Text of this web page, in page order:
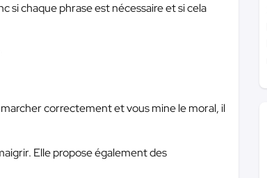
si chaque phrase est nécessaire et si cela
correctement et vous mine le moral, il
Elle propose également des